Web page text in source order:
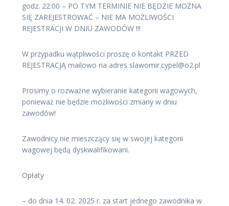
godz. 22:00 – PO TYM TERMINIE NIE BĘDZIE MOŻNA
SIĘ ZAREJESTROWAĆ – NIE MA MOŻLIWOŚCI
REJESTRACJI W DNIU ZAWODÓW !!!
W przypadku wątpliwości proszę o kontakt PRZED
REJESTRACJĄ mailowo na adres slawomir.cypel@o2.pl
Prosimy o rozważne wybieranie kategorii wagowych,
ponieważ nie będzie możliwości zmiany w dniu
zawodów!
Zawodnicy nie mieszczący się w swojej kategorii
wagowej będą dyskwalifikowani.
Opłaty
– do dnia 14. 02. 2025 r. za start jednego zawodnika w